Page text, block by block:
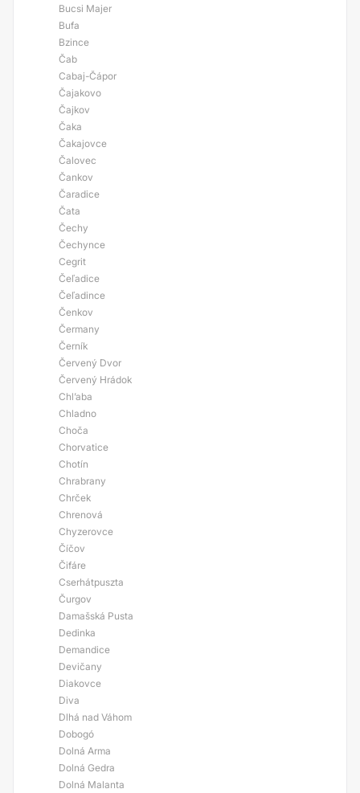
Bucsi Majer
Bufa
Bzince
Čab
Cabaj-Čápor
Čajakovo
Čajkov
Čaka
Čakajovce
Čalovec
Čankov
Čaradice
Čata
Čechy
Čechynce
Cegrit
Čeľadice
Čeľadince
Čenkov
Čermany
Černík
Červený Dvor
Červený Hrádok
Chl’aba
Chladno
Choča
Chorvatice
Chotín
Chrabrany
Chrček
Chrenová
Chyzerovce
Číčov
Čifáre
Cserhátpuszta
Čurgov
Damašská Pusta
Dedinka
Demandice
Devičany
Diakovce
Diva
Dlhá nad Váhom
Dobogó
Dolná Arma
Dolná Gedra
Dolná Malanta